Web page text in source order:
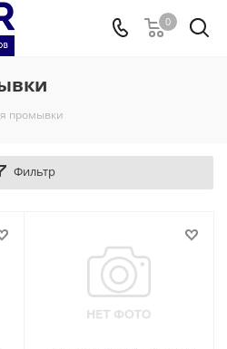
0
промывки
Фильтр